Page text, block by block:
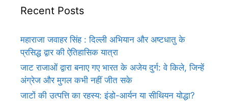
Recent Posts
महाराजा जवाहर सिंह : दिल्ली अभियान और अष्टधातु के
प्रसिद्ध द्वार की ऐतिहासिक यात्रा
जाट राजाओं द्वारा बनाए गए भारत के अजेय दुर्ग: वे किले, जिन्हें
अंग्रेज और मुगल कभी नहीं जीत सके
जाटों की उत्पत्ति का रहस्य: इंडो-आर्यन या सीथियन योद्धा?